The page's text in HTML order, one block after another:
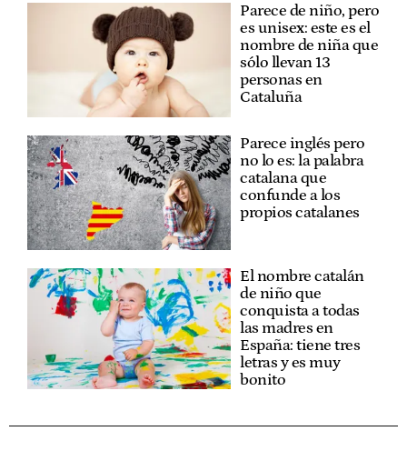
Parece de niño, pero
es unisex: este es el
nombre de niña que
sólo llevan 13
personas en
Cataluña
Parece inglés pero
no lo es: la palabra
catalana que
confunde a los
propios catalanes
El nombre catalán
de niño que
conquista a todas
las madres en
España: tiene tres
letras y es muy
bonito